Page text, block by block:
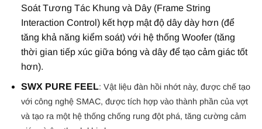
Soát Tương Tác Khung và Dây (Frame String
Interaction Control) kết hợp mật độ dây dày hơn (để
tăng khả năng kiểm soát) với hệ thống Woofer (tăng
thời gian tiếp xúc giữa bóng và dây để tạo cảm giác tốt
hơn).
SWX PURE FEEL: Vật liệu đàn hồi nhớt này, được chế tạo
với công nghệ SMAC, được tích hợp vào thành phần của vợt
và tạo ra một hệ thống chống rung đột phá, tăng cường cảm